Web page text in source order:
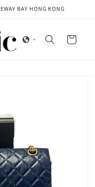
BAY HONG KONG
Cart